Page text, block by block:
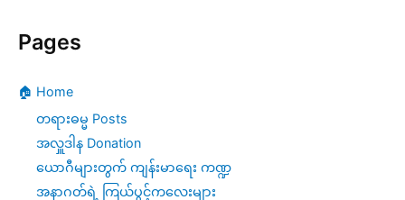
Pages
🏠 Home
တရားဓမ္မ Posts
အလှူဒါန Donation
ယောဂီများတွက် ကျန်းမာရေး ကဏ္ဍ
အနာဂတ်ရဲ့ ကြယ်ပွင့်ကလေးများ